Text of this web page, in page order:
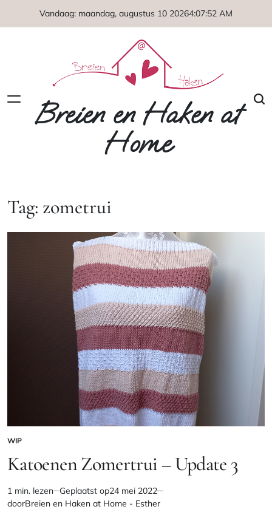
Vandaag: maandag, augustus 10 20264:07:53 AM
Breien en Haken at
Home
Tag: zometrui
GEPLAATST
IN
WIP
Katoenen Zomertrui – Update 3
Geschatte
leestijd
1 min. lezen Geplaatst op24 mei 2022
doorBreien en Haken at Home - Esther